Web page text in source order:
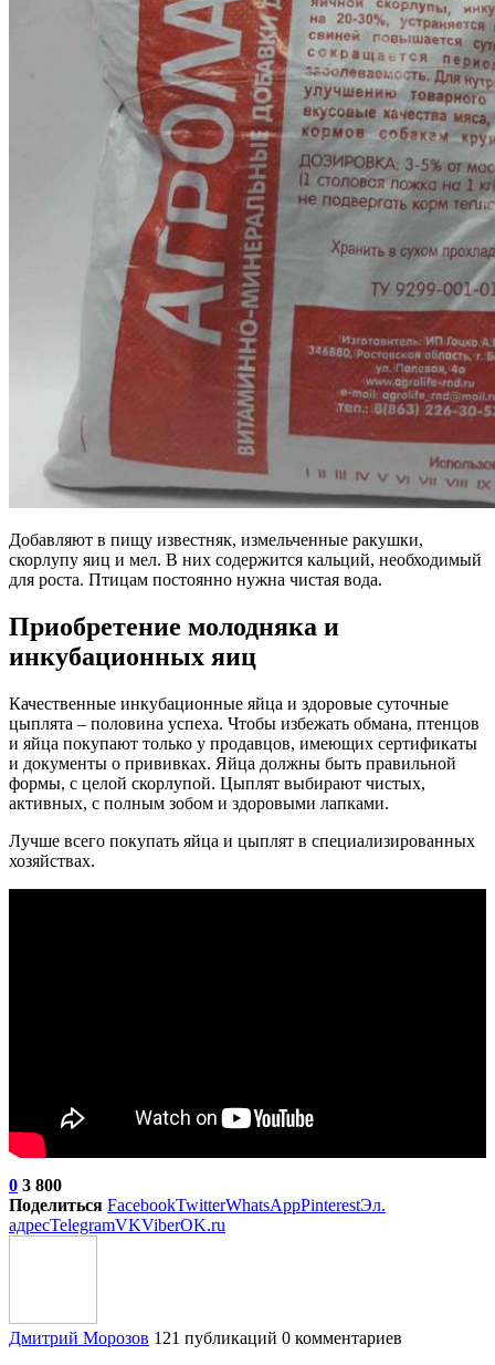
Добавляют в пищу известняк, измельченные ракушки,
скорлупу яиц и мел. В них содержится кальций, необходимый
для роста. Птицам постоянно нужна чистая вода.
Приобретение молодняка и
инкубационных яиц
Качественные инкубационные яйца и здоровые суточные
цыплята – половина успеха. Чтобы избежать обмана, птенцов
и яйца покупают только у продавцов, имеющих сертификаты
и документы о прививках. Яйца должны быть правильной
формы, с целой скорлупой. Цыплят выбирают чистых,
активных, с полным зобом и здоровыми лапками.
Лучше всего покупать яйца и цыплят в специализированных
хозяйствах.
0 3 800
Поделиться FacebookTwitterWhatsAppPinterestЭл.
адресTelegramVKViberOK.ru
Дмитрий Морозов 121 публикаций 0 комментариев